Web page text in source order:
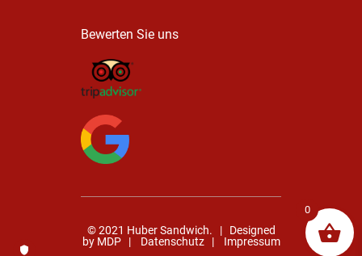
Bewerten Sie uns
© 2021 Huber Sandwich. | Designed
by MDP| Datenschutz| Impressum
0